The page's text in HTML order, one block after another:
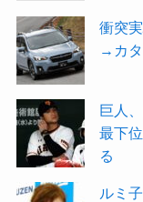
衝突
→カタ
巨人
最下
る
ルミ